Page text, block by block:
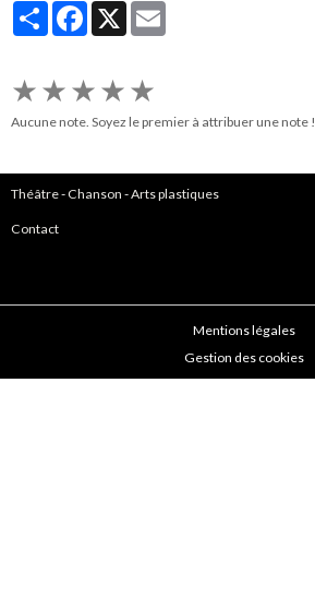
PartagerFacebook
X
★★★★★
Aucune note. Soyez le premier à attribuer une note !
Théâtre-Chanson -Arts plastiques
Contact
Mentions légales
Gestion des cookies